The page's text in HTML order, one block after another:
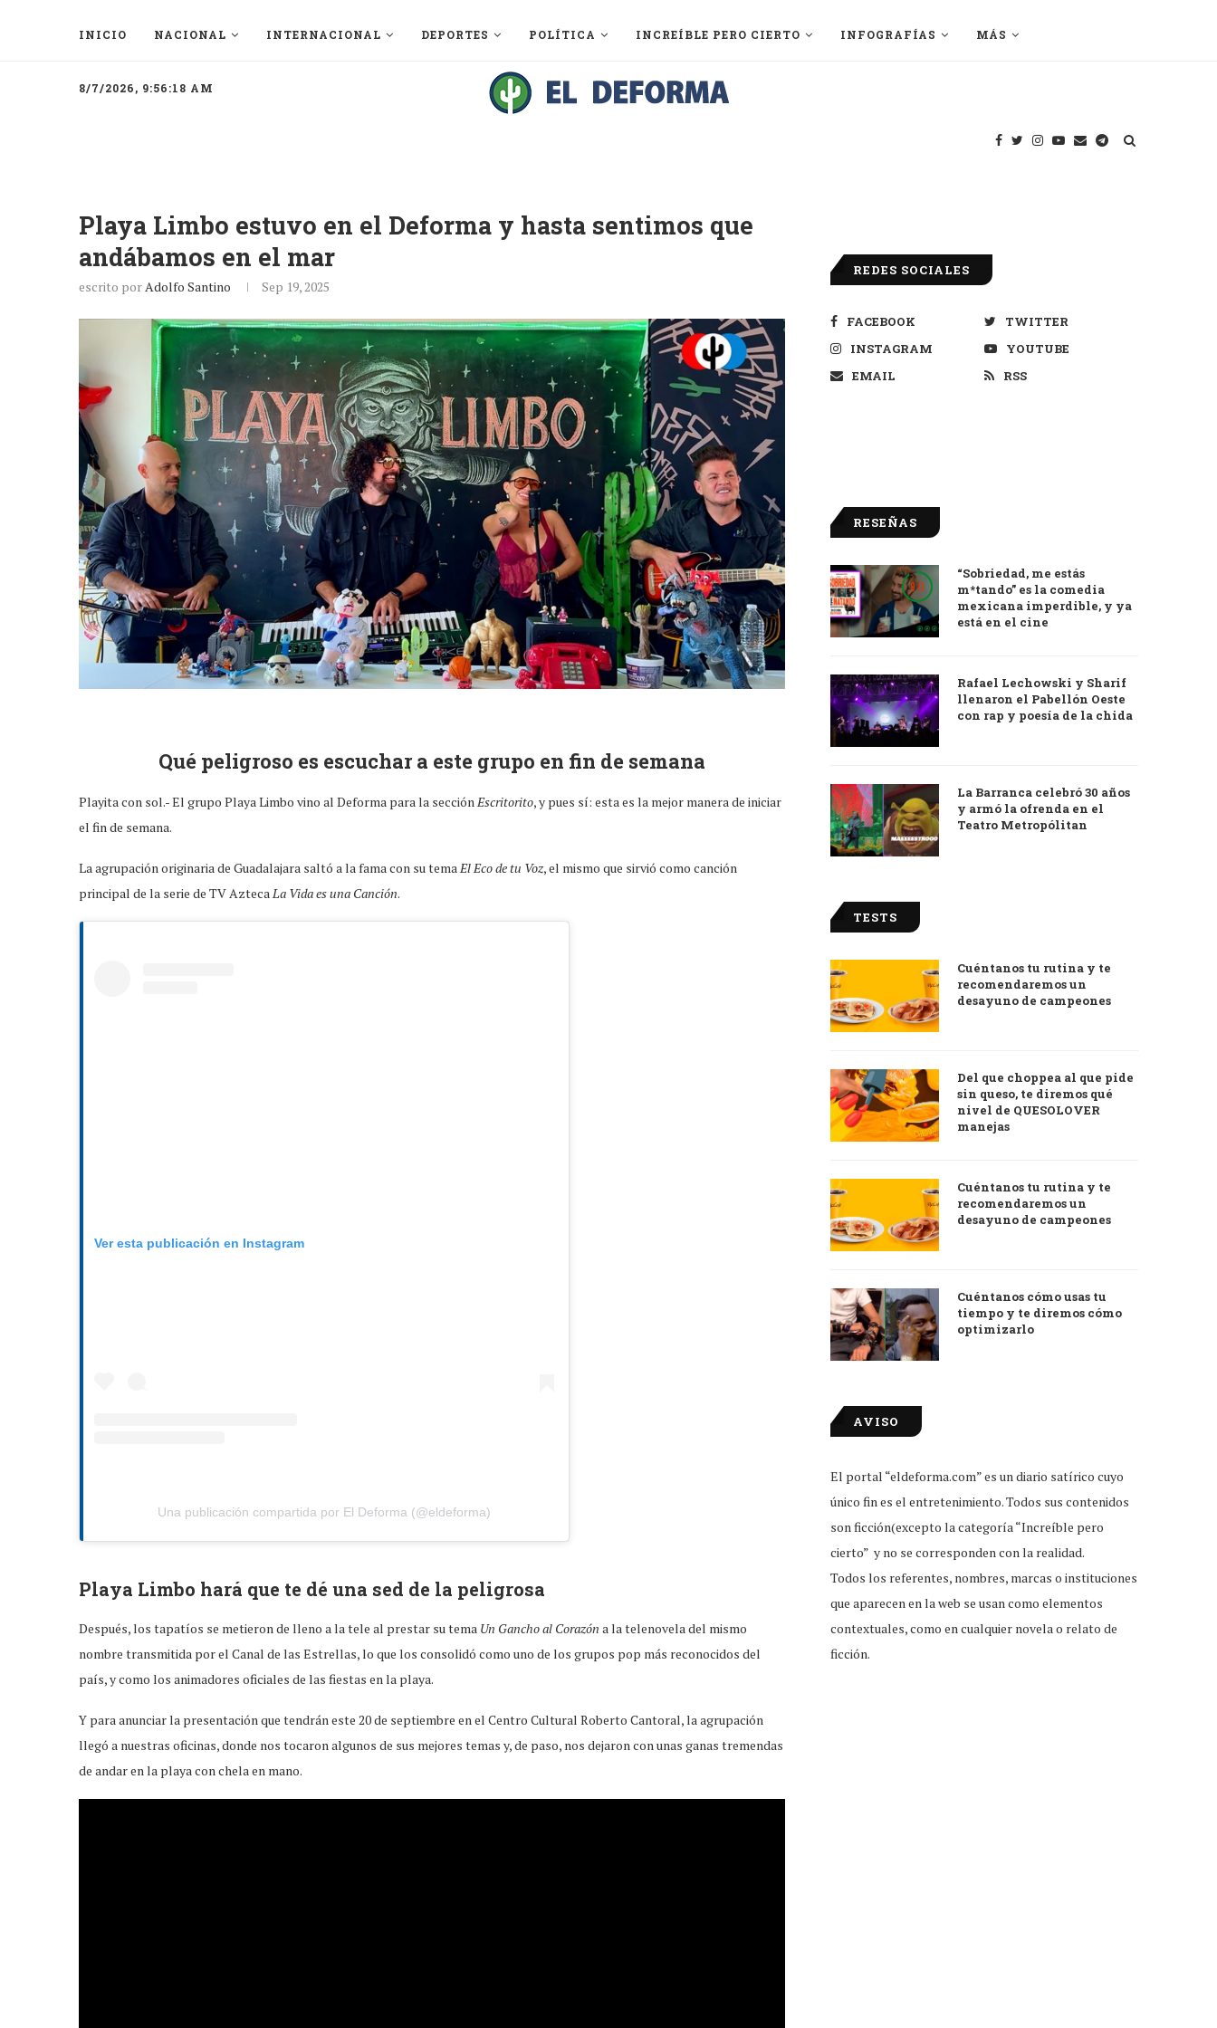
INICIO NACIONAL INTERNACIONAL DEPORTES POLÍTICA INCREÍBLE PERO CIERTO INFOGRAFÍAS MÁS
8/7/2026, 9:56:18 AM
Playa Limbo estuvo en el Deforma y hasta sentimos que
andábamos en el mar
escrito porAdolfo Santino Sep 19, 2025
Qué peligroso es escuchar a este grupo en fin de semana
Playita con sol.- El grupo Playa Limbo vino al Deforma para la secciónEscritorito, y pues sí: esta es la mejor manera de iniciar
el fin de semana.
La agrupación originaria de Guadalajara saltó a la fama con su temaEl Eco de tu Voz, el mismo que sirvió como canción
principal de la serie de TV AztecaLa Vida es una Canción.
Ver esta publicación en Instagram
Una publicación compartida por El Deforma (@eldeforma)
Playa Limbo hará que te dé una sed de la peligrosa
Después, los tapatíos se metieron de lleno a la tele al prestar su tema Un Gancho al Corazón a la telenovela del mismo
nombre transmitida por el Canal de las Estrellas, lo que los consolidó como uno de los grupos pop más reconocidos del
país, y como los animadores oficiales de las fiestas en la playa.
Y para anunciar la presentación que tendrán este 20 de septiembre en el Centro Cultural Roberto Cantoral, la agrupación
llegó a nuestras oficinas, donde nos tocaron algunos de sus mejores temas y, de paso, nos dejaron con unas ganas tremendas
de andar en la playa con chela en mano.
REDES SOCIALES
FACEBOOK
TWITTER
INSTAGRAM
YOUTUBE
EMAIL
RSS
RESEÑAS
9.0
“Sobriedad, me estás
m*tando” es la comedia
mexicana imperdible, y ya
está en el cine
Rafael Lechowski y Sharif
llenaron el Pabellón Oeste
con rap y poesía de la chida
La Barranca celebró 30 años
y armó la ofrenda en el
Teatro Metropólitan
TESTS
Cuéntanos tu rutina y te
recomendaremos un
desayuno de campeones
Del que choppea al que pide
sin queso, te diremos qué
nivel de QUESOLOVER
manejas
Cuéntanos tu rutina y te
recomendaremos un
desayuno de campeones
Cuéntanos cómo usas tu
tiempo y te diremos cómo
optimizarlo
AVISO
El portal “eldeforma.com” es un diario satírico cuyo
único fin es el entretenimiento. Todos sus contenidos
son ficción(excepto la categoría “Increíble pero
cierto” y no se corresponden con la realidad.
Todos los referentes, nombres, marcas o instituciones
que aparecen en la web se usan como elementos
contextuales, como en cualquier novela o relato de
ficción.